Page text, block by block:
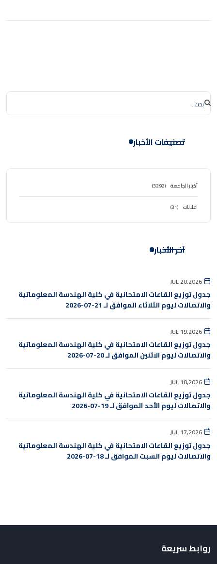
تصنيفات الأخبار
أخبار الجامعة (3292)
اعلانات (31)
آخر الأخبار
JUL 20,2026
جدول توزيع القاعات الامتحانية في كلية الهندسة المعلوماتية
والاتصالات ليوم الثلاثاء الموافق لـ 21-07-2026
JUL 19,2026
جدول توزيع القاعات الامتحانية في كلية الهندسة المعلوماتية
والاتصالات ليوم الاثنين الموافق لـ 20-07-2026
JUL 18,2026
جدول توزيع القاعات الامتحانية في كلية الهندسة المعلوماتية
والاتصالات ليوم الأحد الموافق لـ 19-07-2026
JUL 17,2026
جدول توزيع القاعات الامتحانية في كلية الهندسة المعلوماتية
والاتصالات ليوم السبت الموافق لـ 18-07-2026
روابط سريعة